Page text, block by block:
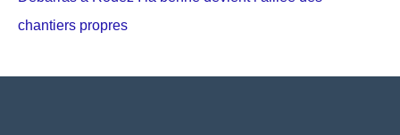
chantiers propres